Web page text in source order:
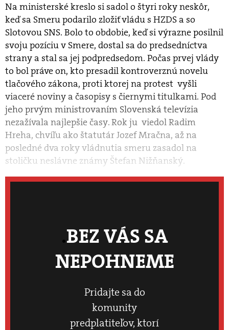
Na ministerské kreslo si sadol o štyri roky neskôr,
keď sa Smeru podarilo zložiť vládu s HZDS a so
Slotovou SNS. Bolo to obdobie, keď si výrazne posilnil
svoju pozíciu v Smere, dostal sa do predsedníctva
strany a stal sa jej podpredsedom. Počas prvej vlády
to bol práve on, kto presadil kontroverznú novelu
tlačového zákona, proti ktorej na protest vyšli
viaceré noviny a časopisy s čiernymi titulkami. Pod
jeho prvým ministrovaním Slovenská televízia
nezažívala najlepšie časy. Rok ju viedol Radim
Hreha, chvíľu ako štatutár Jozef Mračna, až na
posledné dva roky vládnutia smeru zasadol na
stoličku neslávne známy Štefan Nižňanský.
BEZ VÁS SA
NEPOHNEME
Pridajte sa do
komunity
predplatiteľov, ktorí